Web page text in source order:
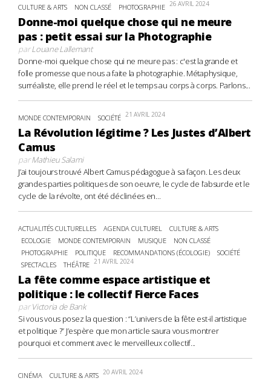
CULTURE & ARTS NON CLASSÉ PHOTOGRAPHIE 26 AVRIL 2024
Donne-moi quelque chose qui ne meure
pas : petit essai sur la Photographie
parLouane Lallemant
Donne-moi quelque chose qui ne meure pas : c'est la grande et
folle promesse que nous a faite la photographie. Métaphysique,
surréaliste, elle prend le réel et le temps au corps à corps. Parlons...
MONDE CONTEMPORAIN SOCIÉTÉ 21 AVRIL 2024
La Révolution légitime ? Les Justes d’Albert
Camus
parMathieu Salami
J’ai toujours trouvé Albert Camus pédagogue à sa façon. Les deux
grandes parties politiques de son oeuvre, le cycle de l’absurde et le
cycle de la révolte, ont été déclinées en...
ACTUALITÉS CULTURELLES AGENDA CULTUREL
CULTURE & ARTS
ECOLOGIE
MONDE CONTEMPORAIN MUSIQUE
NON CLASSÉ
PHOTOGRAPHIE
POLITIQUE RECOMMANDATIONS (ÉCOLOGIE)
SOCIÉTÉ
SPECTACLES
THÉÂTRE 21 AVRIL 2024
La fête comme espace artistique et
politique : le collectif Fierce Faces
parVictoria de Bank
Si vous vous posez la question : “L’univers de la fête est-il artistique
et politique ?” J’espère que mon article saura vous montrer
pourquoi et comment avec le merveilleux collectif...
CINÉMA CULTURE & ARTS 20 AVRIL 2024